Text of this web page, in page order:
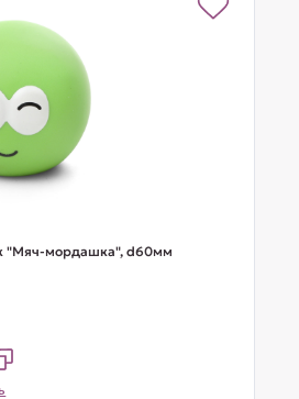
"Мяч-мордашка", d60мм